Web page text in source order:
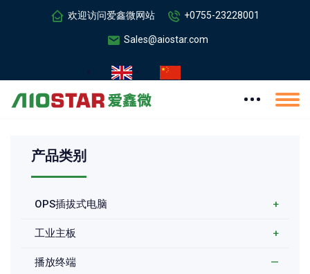
欢迎访问爱鑫微网站 +0755-23228001
Sales@aiostar.com
产品类别
OPS插拔式电脑 +
工业主板 +
播放终端 —